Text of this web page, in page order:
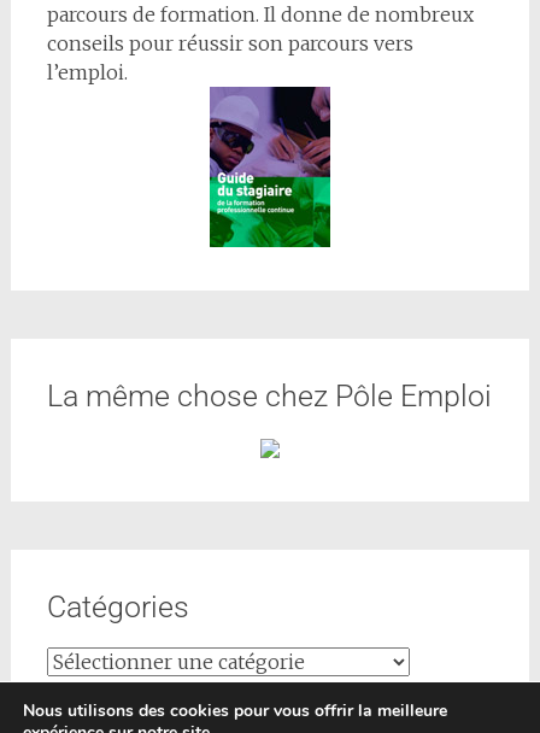
parcours de formation. Il donne de nombreux
conseils pour réussir son parcours vers
l’emploi.
La même chose chez Pôle Emploi
Catégories
Nous utilisons des cookies pour vous offrir la meilleure